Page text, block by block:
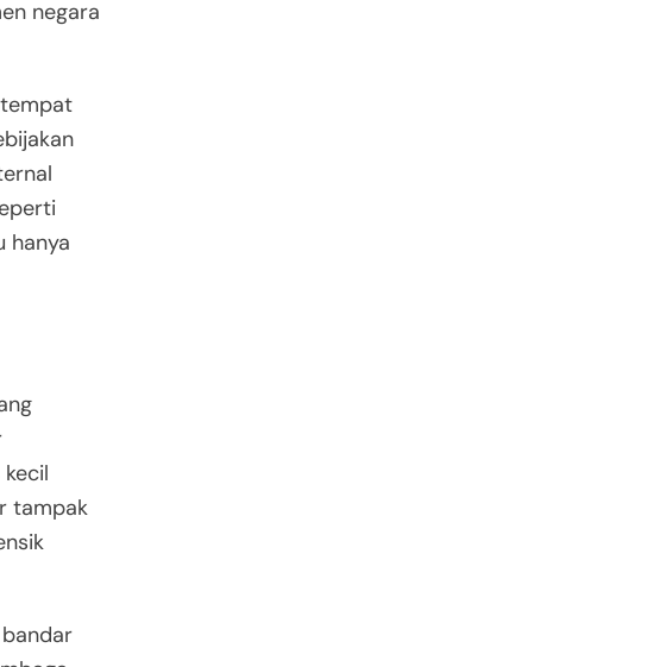
negara
hanya
tampak